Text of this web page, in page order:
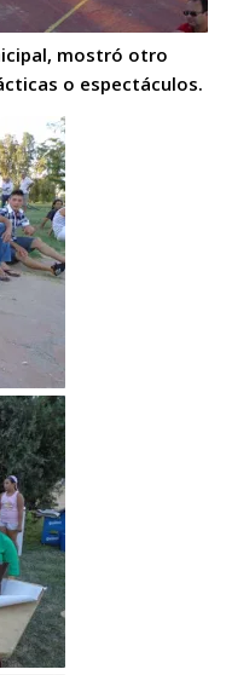
mostró otro
o espectáculos.